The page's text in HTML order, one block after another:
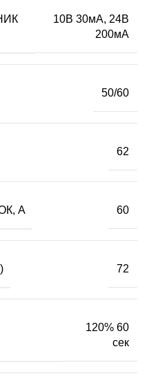
10В 30мА, 24В
200мА
50/60
62
А 60
72
120% 60
сек